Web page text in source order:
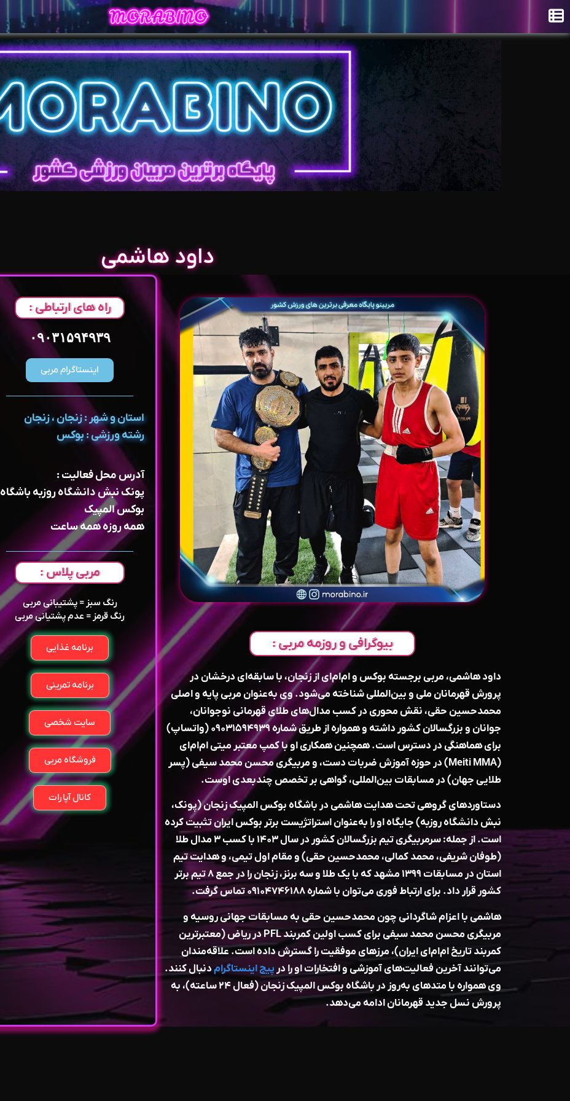
داود هاشمی
بیوگرافی و روزمه مربی :
داود هاشمی، مربی برجسته بوکس و ام‌ام‌ای از زنجان، با سابقه‌ای درخشان در
پرورش قهرمانان ملی و بین‌المللی شناخته می‌شود. وی به‌عنوان مربی پایه و اصلی
محمدحسین حقی، نقش محوری در کسب مدال‌های طلای قهرمانی نوجوانان،
جوانان و بزرگسالان کشور داشته و همواره از طریق شماره ۰۹۰۳۱۵۹۴۹۳۹ (واتساپ)
برای هماهنگی در دسترس است. همچنین همکاری او با کمپ معتبر میتی ام‌ام‌ای
(Meiti MMA) در حوزه آموزش ضربات دست، و مربیگری محسن محمد سیفی (پسر
طلایی جهان) در مسابقات بین‌المللی، گواهی بر تخصص چندبعدی اوست.
دستاوردهای گروهی تحت هدایت هاشمی در باشگاه بوکس المپیک زنجان (پونک،
نبش دانشگاه روزبه) جایگاه او را به‌عنوان استراتژیست برتر بوکس ایران تثبیت کرده
است. از جمله: سرمربیگری تیم بزرگسالان کشور در سال ۱۴۰۳ با کسب ۳ مدال طلا
(طوفان شریفی، محمد کمالی، محمدحسین حقی) و مقام اول تیمی، و هدایت تیم
استان در مسابقات ۱۳۹۹ مشهد که با یک طلا و سه برنز، زنجان را در جمع ۸ تیم برتر
کشور قرار داد. برای ارتباط فوری می‌توان با شماره ۰۹۱۰۴۷۴۶۱۸۸ تماس گرفت.
هاشمی با اعزام شاگردانی چون محمدحسین حقی به مسابقات جهانی روسیه و
مربیگری محسن محمد سیفی برای کسب اولین کمربند PFL در ریاض (معتبرترین
کمربند تاریخ ام‌ام‌ای ایران)، مرزهای موفقیت را گسترش داده است. علاقه‌مندان
می‌توانند آخرین فعالیت‌های آموزشی و افتخارات او را درپیج اینستاگرامدنبال کنند.
وی همواره با متدهای به‌روز در باشگاه بوکس المپیک زنجان (فعال ۲۴ ساعته)، به
پرورش نسل جدید قهرمانان ادامه می‌دهد.
راه های ارتباطی :
۰۹۰۳۱۵۹۴۹۳۹
اینستاگرام مربی
استان و شهر : زنجان ، زنجان
رشته ورزشی : بوکس
آدرس محل فعالیت :
پونک نبش دانشگاه روزبه باشگاه
بوکس المپیک
همه روزه همه ساعت
مربی پلاس :
رنگ سبز = پشتیبانی مربی
رنگ قرمز = عدم پشتیانی مربی
برنامه غذایی
برنامه تمرینی
سایت شخصی
فروشگاه مربی
کانال آپارات